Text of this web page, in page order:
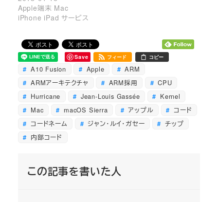
Apple端末 Mac
iPhone iPad サービス
Save フィード コピー
A10 Fusion Apple
ARM
ARMアーキテクチャ
ARM採用
CPU
Hurricane
Jean-Louis Gassée
Kernel
Mac
macOS Sierra アップル
コード
コードネーム
ジャン・ルイ・ガセー
チップ
内部コード
この記事を書いた人